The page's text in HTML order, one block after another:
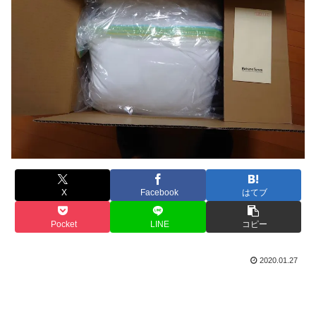
X Facebook はてブ
Pocket LINE コピー
2020.01.27